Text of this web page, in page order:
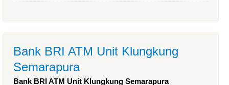
Bank BRI ATM Unit Klungkung
Semarapura
Bank BRI ATM Unit Klungkung Semarapura